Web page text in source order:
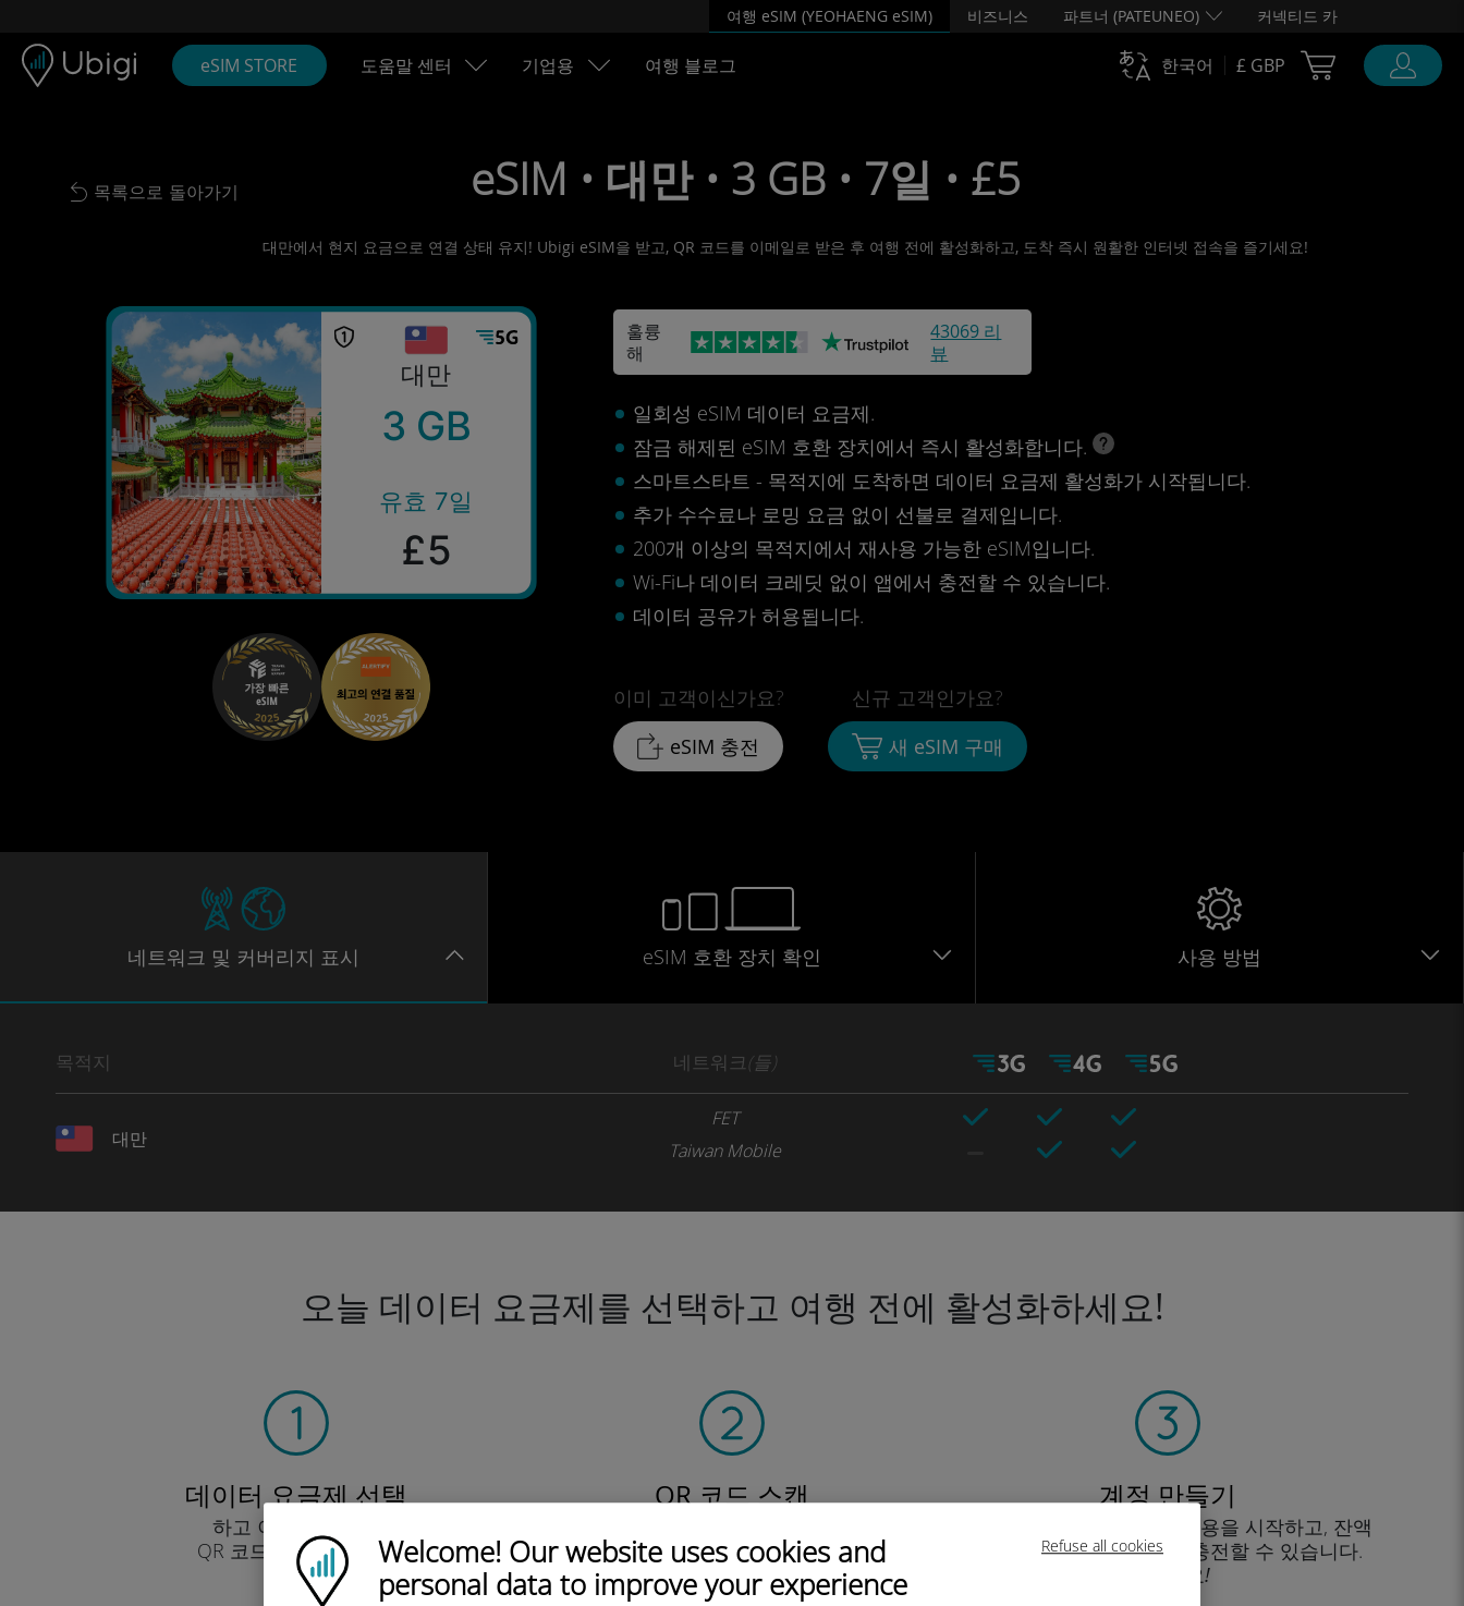
Refuse all cookies
Ubigi logo
Welcome! Our website uses cookies and
personal data to improve your experience
여행 eSIM (YEOHAENG eSIM) 비즈니스 파트너 (PATEUNEO) 커넥티드 카
eSIM STORE 도움말 센터 기업용 여행 블로그 한국어 £ GBP Cart Ubigi
Back to list
목록으로 돌아가기 eSIM • 대만 • 3 GB • 7일 • £5
대만에서 현지 요금으로 연결 상태 유지! Ubigi eSIM을 받고, QR 코드를 이메일로 받은 후 여행 전에 활성화하고, 도착 즉시 원활한 인터넷 접속을 즐기세요!
대만
3 GB
유효 7일
£5
훌륭
해
43069 리
뷰
일회성 eSIM 데이터 요금제.
잠금 해제된 eSIM 호환 장치에서 즉시 활성화합니다.
스마트스타트 - 목적지에 도착하면 데이터 요금제 활성화가 시작됩니다.
추가 수수료나 로밍 요금 없이 선불로 결제입니다.
200개 이상의 목적지에서 재사용 가능한 eSIM입니다.
Wi-Fi나 데이터 크레딧 없이 앱에서 충전할 수 있습니다.
데이터 공유가 허용됩니다.
이미 고객이신가요?
eSIM 충전
신규 고객인가요?
새 eSIM 구매
네트워크 및 커버리지 표시 eSIM 호환 장치 확인 사용 방법
목적지 네트워크(들)
대만
FET
Taiwan Mobile
오늘 데이터 요금제를 선택하고 여행 전에 활성화하세요!
데이터 요금제 선택
하고 이메일을 통해
QR 코드로 받아보세요.
빨리!
QR 코드 스캔
유비기 eSIM을 설치하세요.간단합니다!
계정 만들기
을 클릭해 데이터 요금제 사용을 시작하고, 잔액
을 확인하고 이동 중에도 충전할 수 있습니다.
즐기세요!